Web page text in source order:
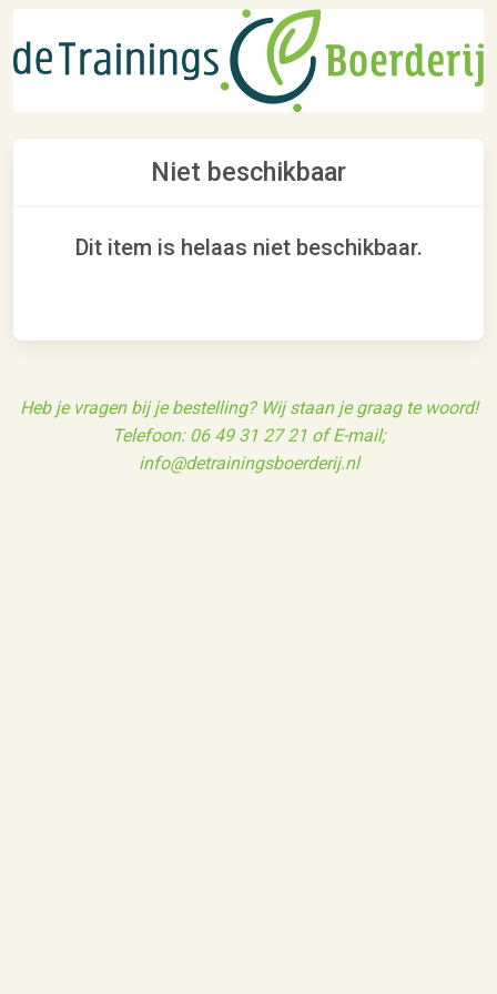
Niet beschikbaar
Dit item is helaas niet beschikbaar.
Heb je vragen bij je bestelling? Wij staan je graag te woord!
Telefoon: 06 49 31 27 21 of E-mail;
info@detrainingsboerderij.nl